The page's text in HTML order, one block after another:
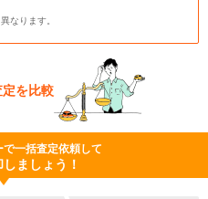
なります。
を比較
一括査定依頼して
ましょう！